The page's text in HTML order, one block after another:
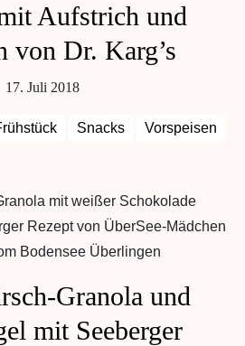
Aufstrich und
von Dr. Karg’s
17. Juli 2018
Snacks Vorspeisen
Granola und
mit Seeberger